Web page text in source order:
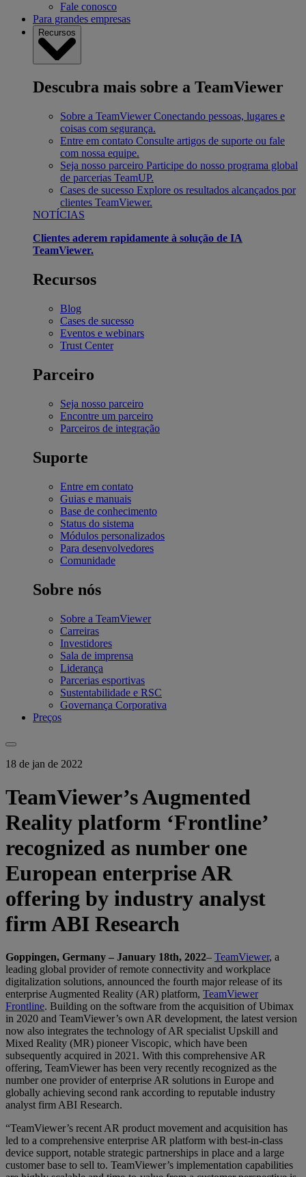
Fale conosco
Para grandes empresas
Recursos
Descubra mais sobre a TeamViewer
Sobre a TeamViewer Conectando pessoas, lugares e
coisas com segurança.
Entre em contato Consulte artigos de suporte ou fale
com nossa equipe.
Seja nosso parceiro Participe do nosso programa global
de parcerias TeamUP.
Cases de sucesso Explore os resultados alcançados por
clientes TeamViewer.
NOTÍCIAS
Clientes aderem rapidamente à solução de IA
TeamViewer.
Recursos
Blog
Cases de sucesso
Eventos e webinars
Trust Center
Parceiro
Seja nosso parceiro
Encontre um parceiro
Parceiros de integração
Suporte
Entre em contato
Guias e manuais
Base de conhecimento
Status do sistema
Módulos personalizados
Para desenvolvedores
Comunidade
Sobre nós
Sobre a TeamViewer
Carreiras
Investidores
Sala de imprensa
Liderança
Parcerias esportivas
Sustentabilidade e RSC
Governança Corporativa
Preços
18 de jan de 2022
TeamViewer’s Augmented
Reality platform ‘Frontline’
recognized as number one
European enterprise AR
offering by industry analyst
firm ABI Research
Goppingen, Germany – January 18th, 2022– TeamViewer, a
leading global provider of remote connectivity and workplace
digitalization solutions, announced the fourth major release of its
enterprise Augmented Reality (AR) platform, TeamViewer
Frontline. Building on the software from the acquisition of Ubimax
in 2020 and TeamViewer’s own AR development, the latest version
now also integrates the technology of AR specialist Upskill and
Mixed Reality (MR) pioneer Viscopic, which have been
subsequently acquired in 2021. With this comprehensive AR
offering, TeamViewer has been very recently recognized as the
number one provider of enterprise AR solutions in Europe and
globally achieving second rank according to reputable industry
analyst firm ABI Research.
“TeamViewer’s recent AR product movement and acquisition has
led to a comprehensive enterprise AR platform with best-in-class
device support, notable strategic partnerships in place and a large
customer base to sell to. TeamViewer’s implementation capabilities